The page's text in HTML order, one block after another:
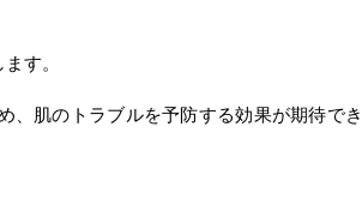
す。
、肌のトラブルを予防する効果が期待でき